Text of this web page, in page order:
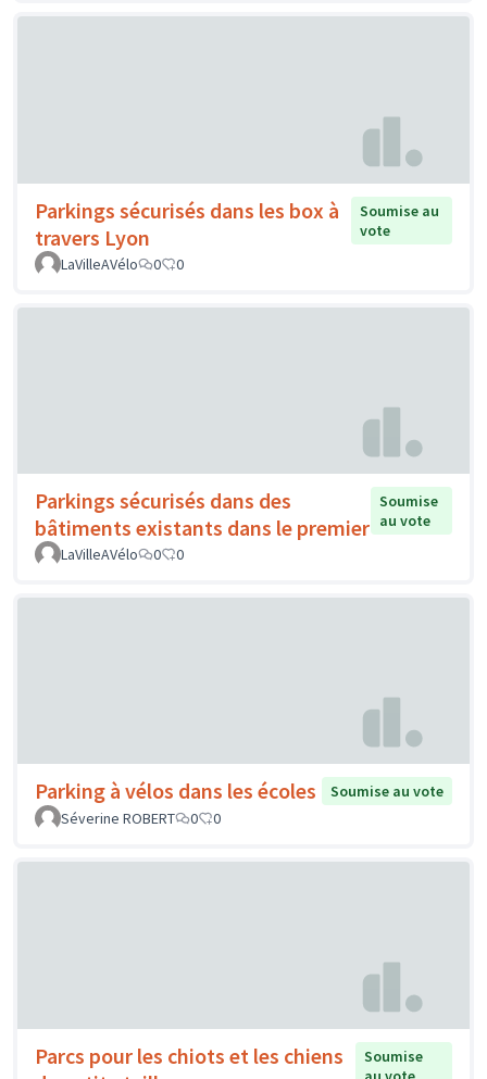
Parkings sécurisés dans les box à
travers Lyon
Soumise au
vote
LaVilleAVélo
0 0
Parkings sécurisés dans des
bâtiments existants dans le premier
Soumise
au vote
LaVilleAVélo
0 0
Parking à vélos dans les écoles
Soumise au vote
Séverine ROBERT
0 0
Parcs pour les chiots et les chiens
Soumise